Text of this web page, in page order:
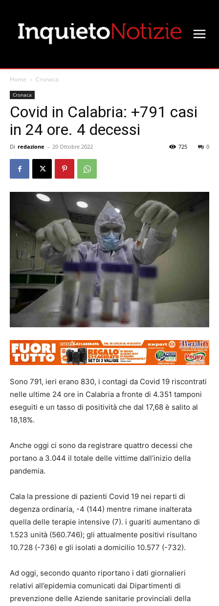
Home Cronaca
Cronaca
Covid in Calabria: +791 casi
in 24 ore. 4 decessi
Di redazione - 20 Ottobre 2022 0
725
Sono 791, ieri erano 830, i contagi da Covid 19 riscontrati
nelle ultime 24 ore in Calabria a fronte di 4.351 tamponi
eseguiti e un tasso di positività che dal 17,68 è salito al
18,18%.
Anche oggi ci sono da registrare quattro decessi che
portano a 3.044 il totale delle vittime dall’inizio della
pandemia.
Cala la pressione di pazienti Covid 19 nei reparti di
degenza ordinaria, -4 (144) mentre rimane inalterata
quella delle terapie intensive (7). i guariti aumentano di
1.523 unità (560.746); gli attualmente positivi risultano
10.728 (-736) e gli isolati a domicilio 10.577 (-732).
Ad oggi, secondo quanto riportano i dati giornalieri
relativi all’epidemia comunicati dai Dipartimenti di
prevenzione delle Aziende sanitarie provinciali della